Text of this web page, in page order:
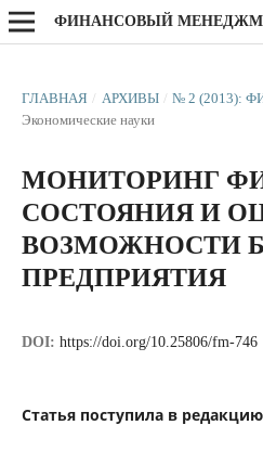
ФИНАНСОВЫЙ
ГЛАВНАЯ / АРХИВЫ / № 2 (2013):
Экономические науки
МОНИТОРИНГ
СОСТОЯНИЯ И
ВОЗМОЖНОСТИ
ПРЕДПРИЯТИЯ
DOI: https://doi.org/10.25806/fm-746
Статья поступила в